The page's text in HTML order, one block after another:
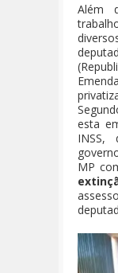
Além
esta
INSS,
MP